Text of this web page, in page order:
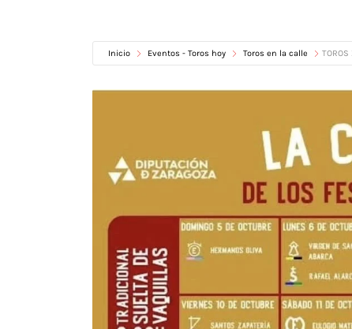
Inicio Eventos - Toros hoy Toros en la calle TOROS